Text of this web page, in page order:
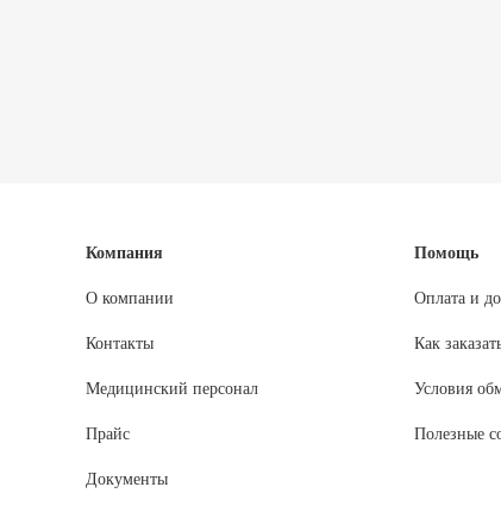
Компания
О компании
Контакты
Медицинский персонал
Прайс
Документы
Помощь
Оплата и
Как
Условия
Полезные